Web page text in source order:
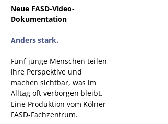
Neue FASD-Video-
Dokumentation
Anders stark.
Fünf junge Menschen teilen
ihre Perspektive und
machen sichtbar, was im
Alltag oft verborgen bleibt.
Eine Produktion vom Kölner
FASD-Fachzentrum.